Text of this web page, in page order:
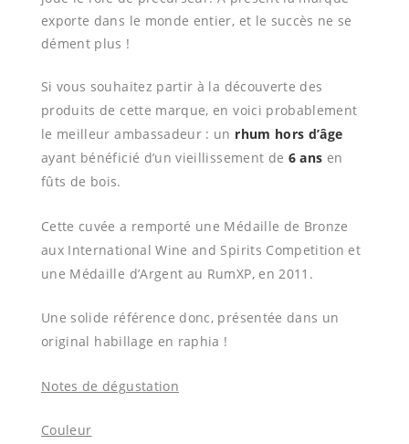
exporte dans le monde entier, et le succès ne se
dément plus !
Si vous souhaitez partir à la découverte des
produits de cette marque, en voici probablement
le meilleur ambassadeur : un rhum hors d’âge
ayant bénéficié d’un vieillissement de 6 ans en
fûts de bois.
Cette cuvée a remporté une Médaille de Bronze
aux International Wine and Spirits Competition et
une Médaille d’Argent au RumXP, en 2011.
Une solide référence donc, présentée dans un
original habillage en raphia !
Notes de dégustation
Couleur